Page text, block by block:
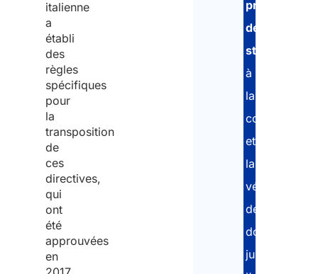
italienne
a
établi
des
règles
spécifiques
pour
la
transposition
de
ces
directives,
qui
ont
été
approuvées
en
projet
de
stage
à
la
collecte
et
la
vérification
des
documents,
jusqu’à